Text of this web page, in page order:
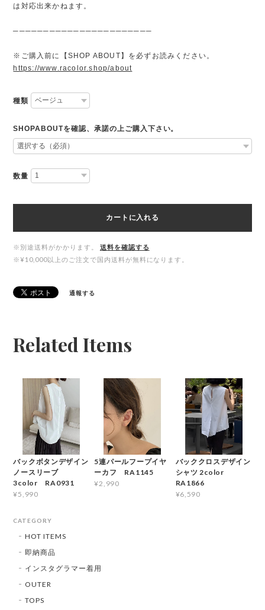
は対応出来かねます。
───────────────────────
※ご購入前に【SHOP ABOUT】を必ずお読みください。
https://www.racolor.shop/about
種類
SHOPABOUTを確認、承諾の上ご購入下さい。
数量
カートに入れる
※別途送料がかかります。
送料を確認する
※¥10,000以上のご注文で国内送料が無料になります。
通報する
Related Items
バックボタンデザイン
ノースリーブ
3color RA0931
¥5,990
5連パールフープイヤ
ーカフ RA1145
¥2,990
バッククロスデザイン
シャツ 2color
RA1866
¥6,590
CATEGORY
HOT ITEMS
即納商品
インスタグラマー着用
OUTER
TOPS